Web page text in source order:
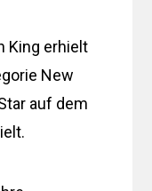
King erhielt
New
auf dem